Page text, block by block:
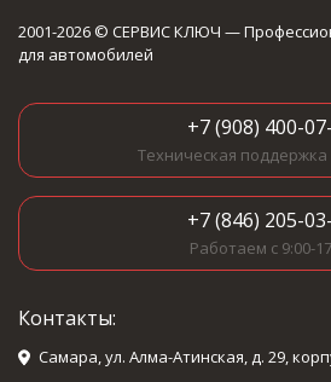
2001-2026 © СЕРВИС КЛЮЧ —
для автомобилей
+7 (908) 400-
Техническая поддержка
+7 (846) 205-
Работаем с 9:00-
Контакты:
Самара, ул. Алма-Атинская, д. 29,